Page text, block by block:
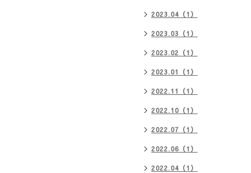
2023.04（1）
2023.03（1）
2023.02（1）
2023.01（1）
2022.11（1）
2022.10（1）
2022.07（1）
2022.06（1）
2022.04（1）